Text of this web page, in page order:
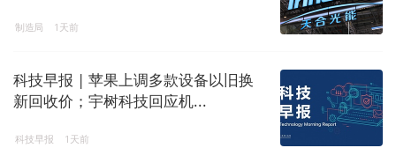
制造局 1天前
科技早报 | 苹果上调多款设备以旧换
新回收价；宇树科技回应机...
科技早报 1天前